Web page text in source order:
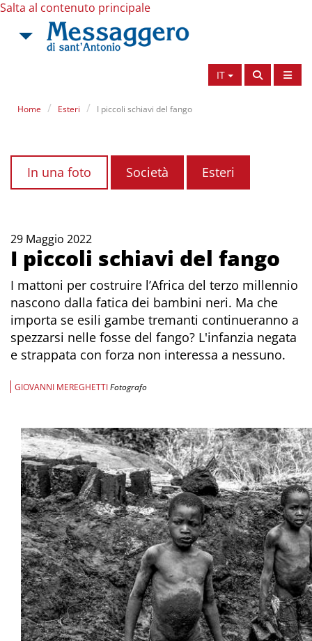
Salta al contenuto principale
IT
Home Esteri I piccoli schiavi del fango
In una foto Società Esteri
29 Maggio 2022
I piccoli schiavi del fango
I mattoni per costruire l’Africa del terzo millennio
nascono dalla fatica dei bambini neri. Ma che
importa se esili gambe tremanti continueranno a
spezzarsi nelle fosse del fango? L'infanzia negata
e strappata con forza non interessa a nessuno.
GIOVANNI MEREGHETTIFotografo